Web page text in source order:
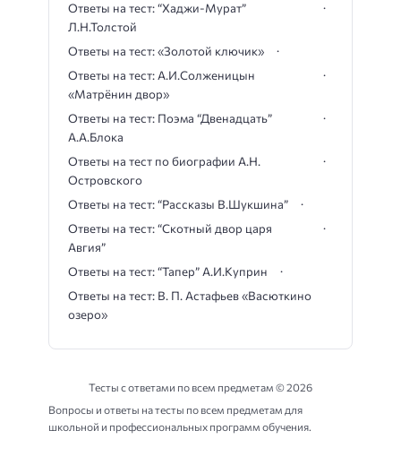
Ответы на тест: “Хаджи-Мурат”
Л.Н.Толстой
Ответы на тест: «Золотой ключик»
Ответы на тест: А.И.Солженицын
«Матрёнин двор»
Ответы на тест: Поэма “Двенадцать”
А.А.Блока
Ответы на тест по биографии А.Н.
Островского
Ответы на тест: “Рассказы В.Шукшина”
Ответы на тест: “Скотный двор царя
Авгия”
Ответы на тест: “Тапер” А.И.Куприн
Ответы на тест: В. П. Астафьев «Васюткино
озеро»
Тесты с ответами по всем предметам ©2026
Вопросы и ответы на тесты по всем предметам для
школьной и профессиональных программ обучения.